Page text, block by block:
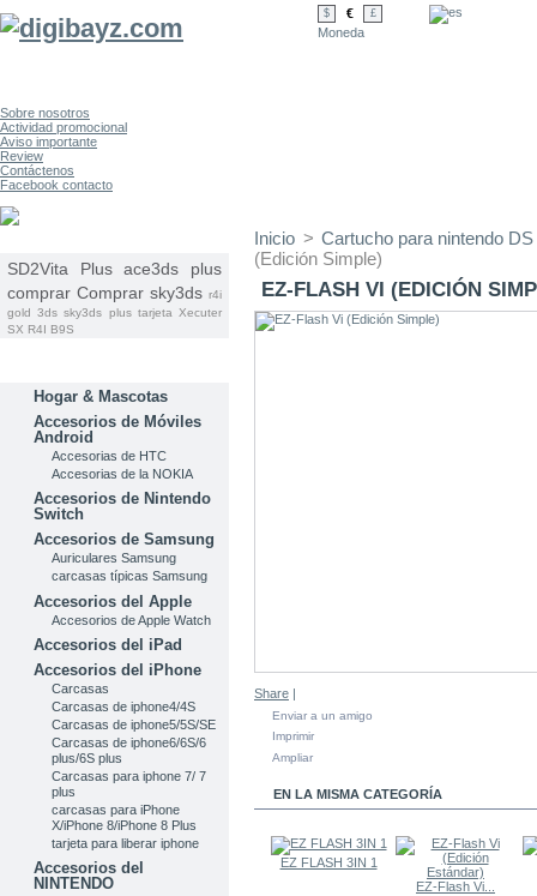
$ € £
Moneda
Sobre nosotros
Actividad promocional
Aviso importante
Review
Contáctenos
Facebook contacto
SD2Vita Plus ace3ds plus
comprar Comprar sky3ds r4i
gold 3ds sky3ds plus tarjeta Xecuter
SX R4I B9S
Hogar & Mascotas
Accesorios de Móviles
Android
Accesorias de HTC
Accesorias de la NOKIA
Accesorios de Nintendo
Switch
Accesorios de Samsung
Auriculares Samsung
carcasas típicas Samsung
Accesorios del Apple
Accesorios de Apple Watch
Accesorios del iPad
Accesorios del iPhone
Carcasas
Carcasas de iphone4/4S
Carcasas de iphone5/5S/SE
Carcasas de iphone6/6S/6
plus/6S plus
Carcasas para iphone 7/ 7
plus
carcasas para iPhone
X/iPhone 8/iPhone 8 Plus
tarjeta para liberar iphone
Accesorios del
NINTENDO
Inicio > Cartucho para nintendo
(Edición Simple)
EZ-FLASH VI (EDICIÓN
Share
Enviar a un amigo
Imprimir
Ampliar
EN LA MISMA CATEGORÍA
EZ FLASH 3IN 1
EZ-Flash Vi...